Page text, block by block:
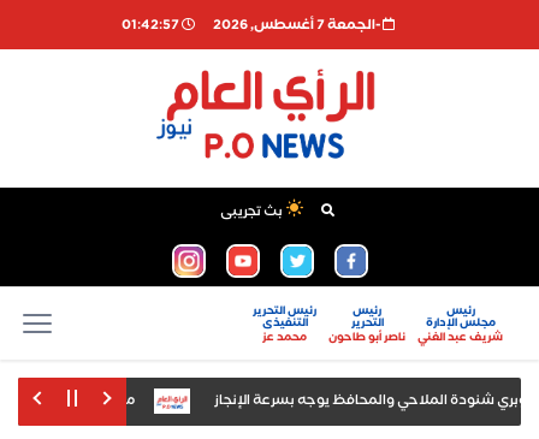
-الجمعة 7 أغسطس, 2026 01:42:58
بث تجريبى
رئيس
مجلس الإدارة
شريف عبد الغني
رئيس
التحرير
ناصر أبو طاحون
رئيس التحرير
التنفيذى
محمد عز
شنودة الملاحي والمحافظ يوجه بسرعة الإنجاز محمود الشاذلي يكتب: